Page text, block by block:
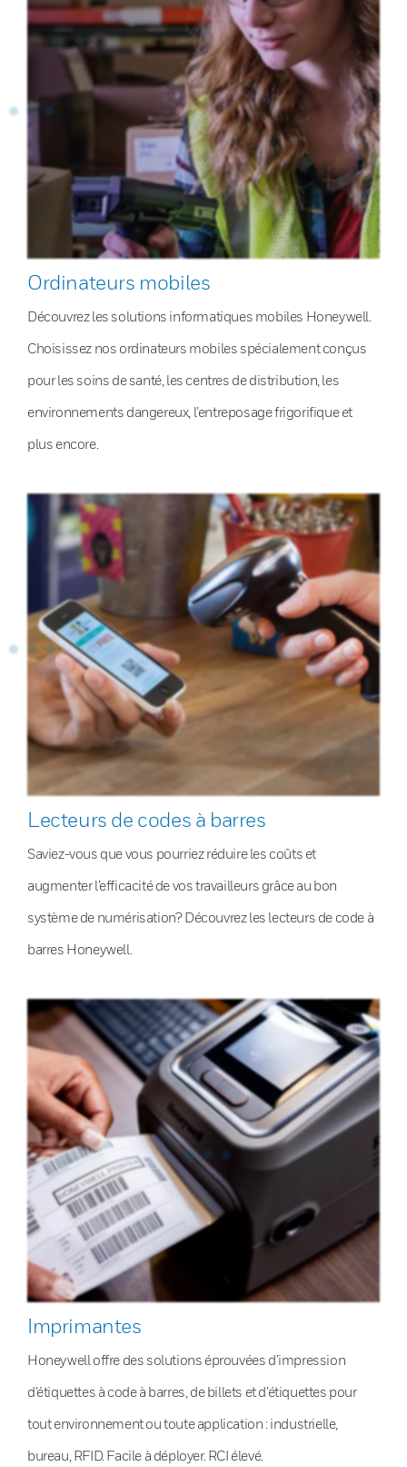
Ordinateurs mobiles
Découvrez les solutions informatiques mobiles Honeywell.
Choisissez nos ordinateurs mobiles spécialement conçus
pour les soins de santé, les centres de distribution, les
environnements dangereux, l’entreposage frigorifique et
plus encore.
Lecteurs de codes à barres
Saviez-vous que vous pourriez réduire les coûts et
augmenter l’efficacité de vos travailleurs grâce au bon
système de numérisation? Découvrez les lecteurs de code à
barres Honeywell.
Imprimantes
Honeywell offre des solutions éprouvées d’impression
d’étiquettes à code à barres, de billets et d’étiquettes pour
tout environnement ou toute application : industrielle,
bureau, RFID. Facile à déployer. RCI élevé.